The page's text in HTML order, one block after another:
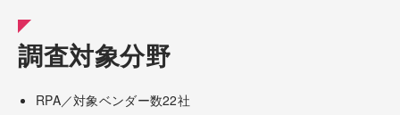
調査対象分野
RPA／対象ベンダー数22社